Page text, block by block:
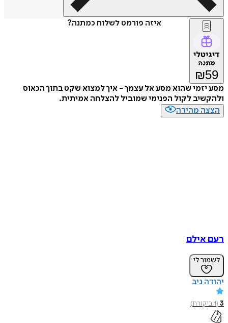
איזה פורמט לשלוח כמתנה?
דיגיטלי
מתנה
₪59
מסע יזמי שהוא מסע אל עצמך - איך למצוא שקט בתוך הכאוס
ולהקשיב לקול הפנימי שמוביל להצלחה אמיתית.
הצצה מהירה
רעם אילם
לשמור לי
יהודה ניב
3
(
1ביקורת)